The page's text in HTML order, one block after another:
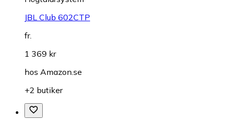
JBL Club 602CTP
fr.
1 369 kr
hos Amazon.se
+2 butiker